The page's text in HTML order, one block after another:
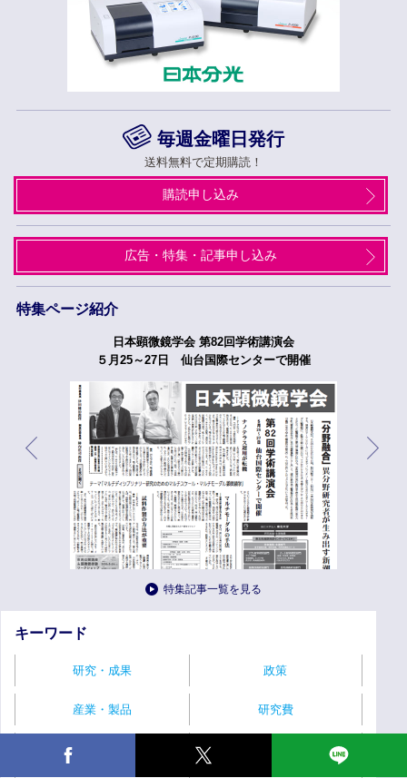
毎週金曜日発行
送料無料で定期購読！
購読申し込み
広告・特集・記事申し込み
特集ページ紹介
つくばフォーラム2026
５月２７日、２８日開催へ
特集記事一覧を見る
キーワード
研究・成果 政策
産業・製品 研究費